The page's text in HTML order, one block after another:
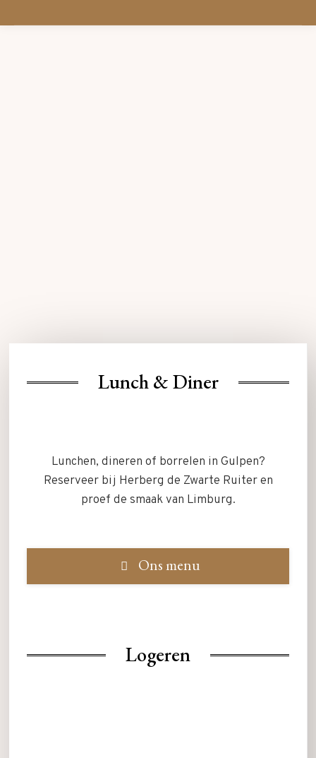
Lunch & Diner
Lunchen, dineren of borrelen in Gulpen?
Reserveer bij Herberg de Zwarte Ruiter en
proef de smaak van Limburg.
Ons menu
Logeren